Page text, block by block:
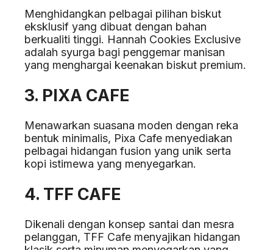
Menghidangkan pelbagai pilihan biskut
eksklusif yang dibuat dengan bahan
berkualiti tinggi. Hannah Cookies Exclusive
adalah syurga bagi penggemar manisan
yang menghargai keenakan biskut premium.
3. PIXA CAFE
Menawarkan suasana moden dengan reka
bentuk minimalis, Pixa Cafe menyediakan
pelbagai hidangan fusion yang unik serta
kopi istimewa yang menyegarkan.
4. TFF CAFE
Dikenali dengan konsep santai dan mesra
pelanggan, TFF Cafe menyajikan hidangan